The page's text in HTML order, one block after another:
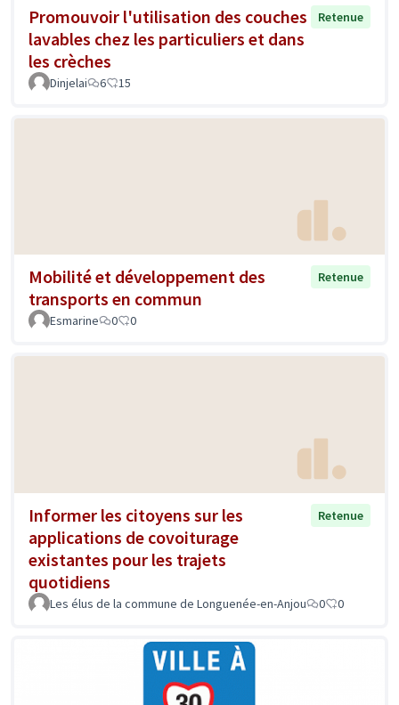
Promouvoir l'utilisation des couches
lavables chez les particuliers et dans
les crèches
Retenue
Dinjelai 6 15
Mobilité et développement des
transports en commun
Retenue
Esmarine 0 0
Informer les citoyens sur les
applications de covoiturage
existantes pour les trajets
quotidiens
Retenue
Les élus de la commune de Longuenée-en-Anjou 0 0